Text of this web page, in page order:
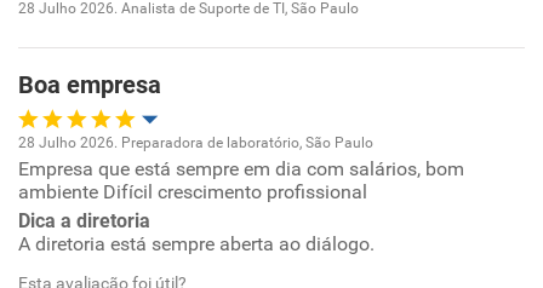
Recomenda a diretoria
Ambiente de trabalho
Conciliação com a vida familiar
Benefícios
Recomenda esta empresa
28 Julho 2026. Analista de Suporte de TI, São Paulo
Boa empresa
Oportunidade de promoção
Ambiente de trabalho
28 Julho 2026. Preparadora de laboratório, São Paulo
Empresa que está sempre em dia com salários, bom
ambiente Difícil crescimento profissional
Dica a diretoria
A diretoria está sempre aberta ao diálogo.
Esta avaliação foi útil?